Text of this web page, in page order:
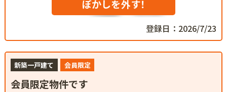
ぼかしを外す！
登録日：2026/7/23
新築一戸建て 会員限定
会員限定物件です